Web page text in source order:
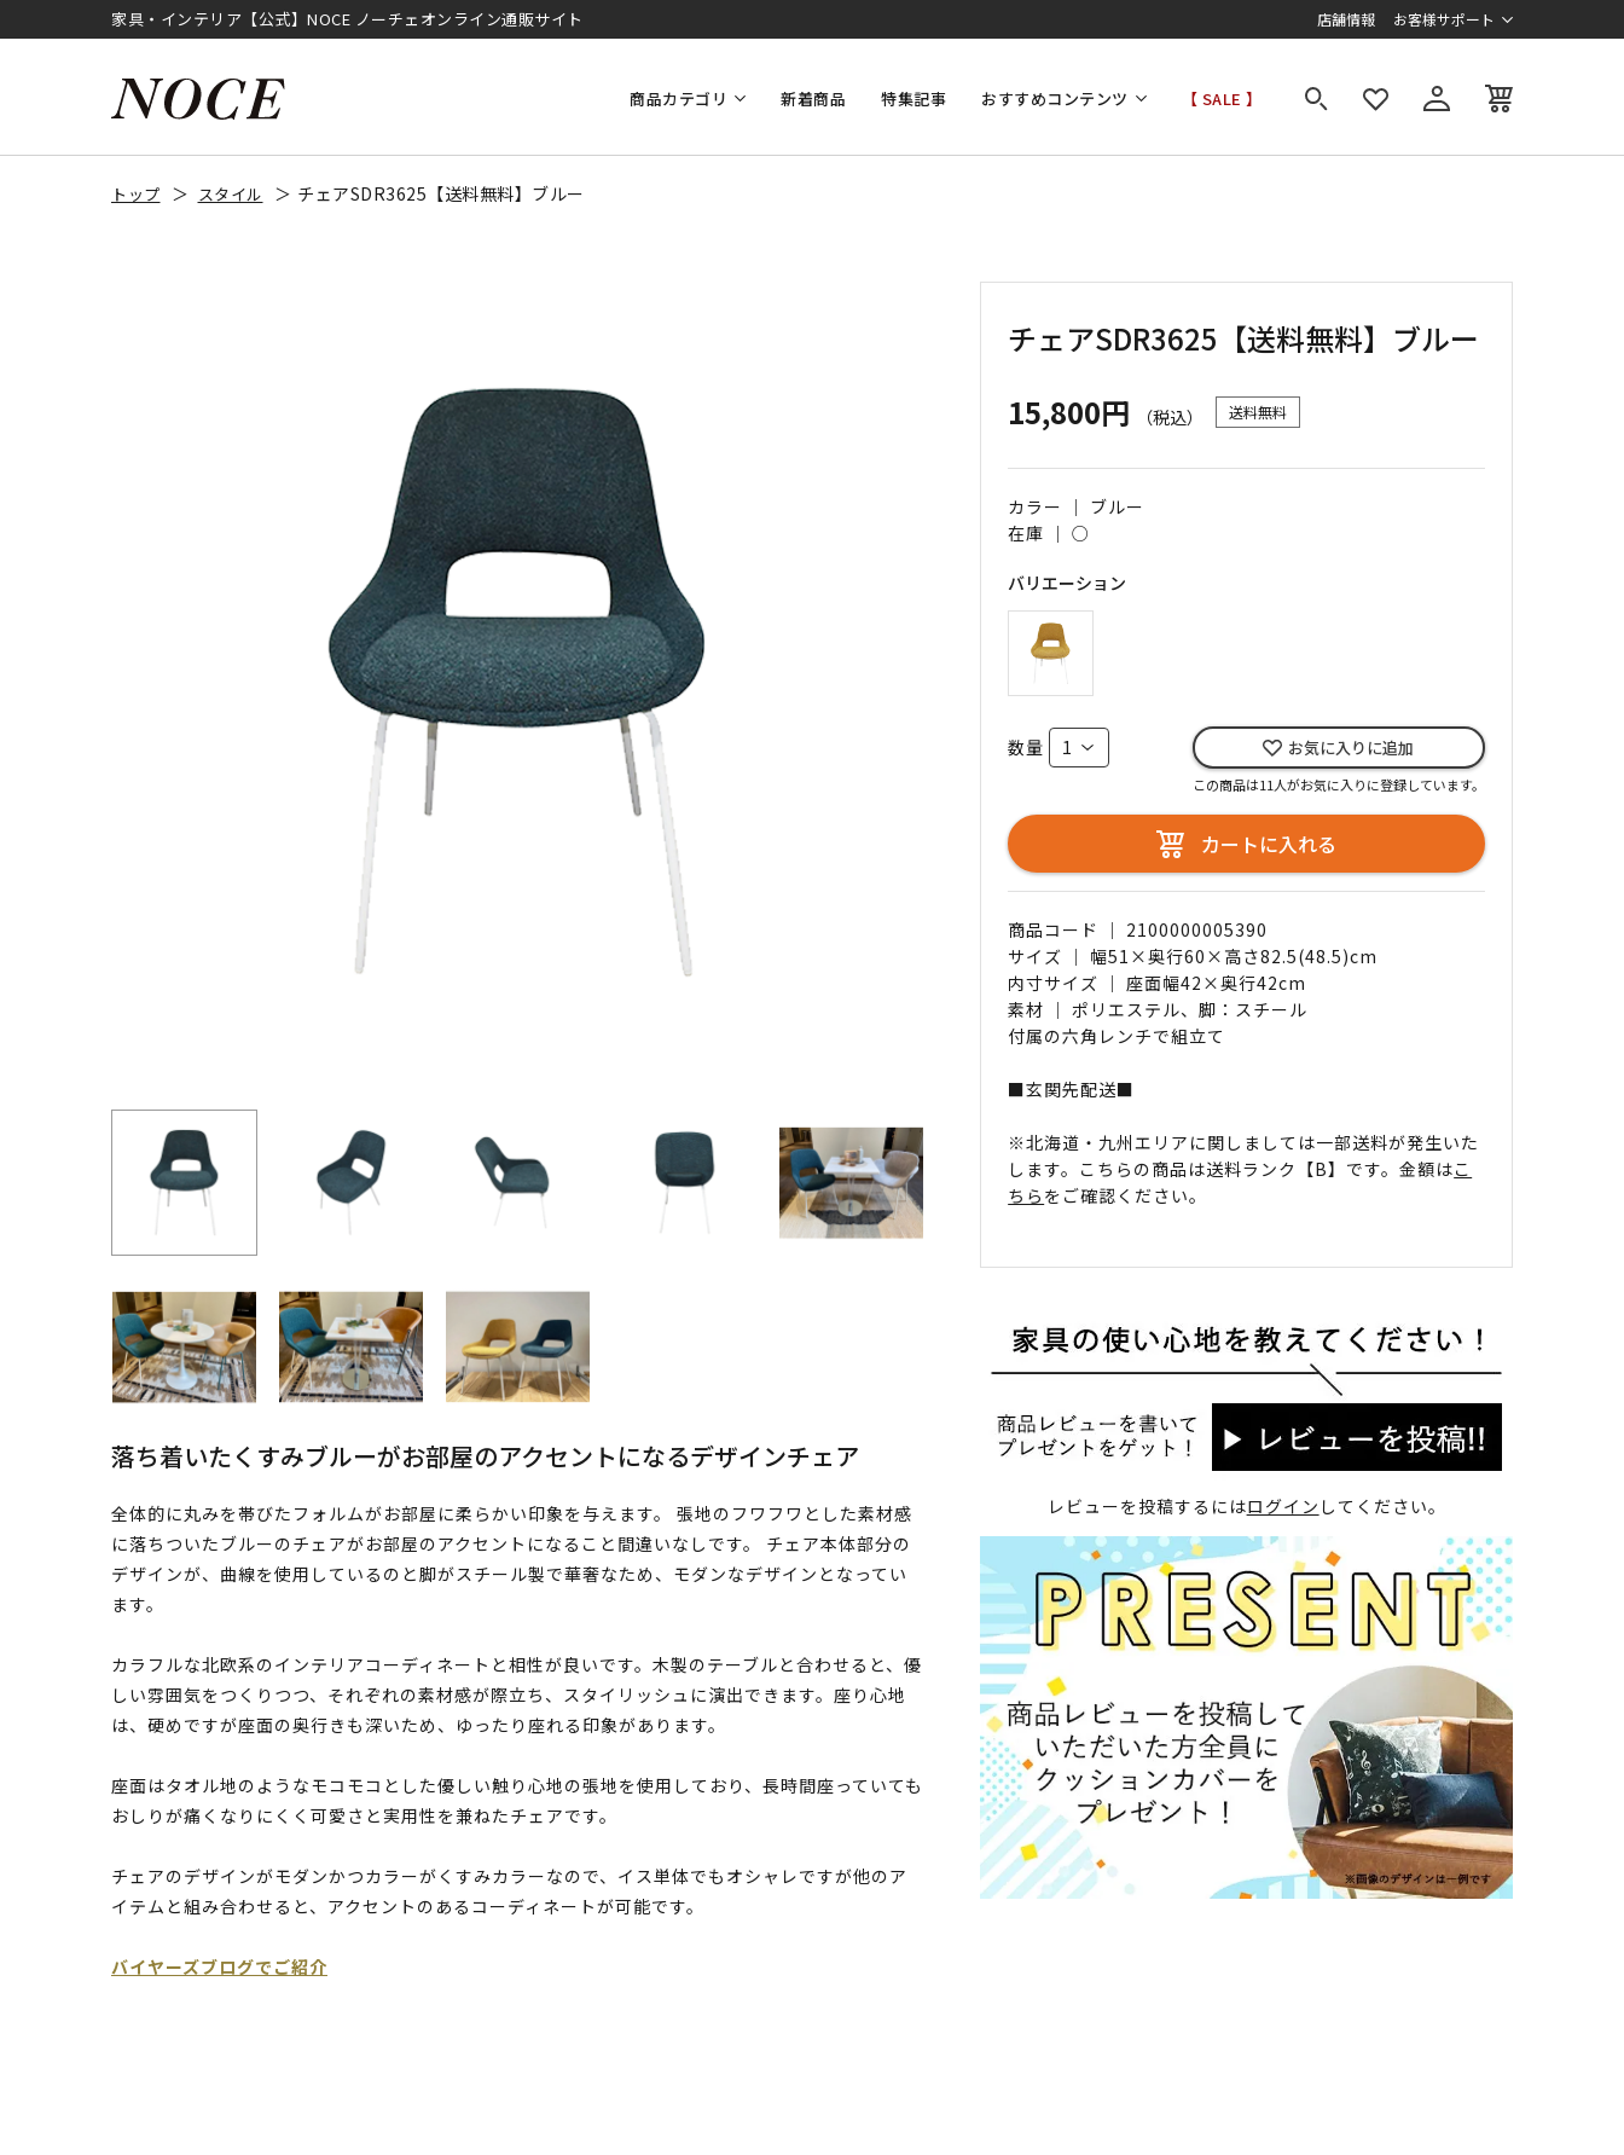
家具・インテリア【公式】NOCE ノーチェオンライン通販サイト 店舗情報 お客様サポート
商品カテゴリ 新着商品 特集記事 おすすめコンテンツ 【 SALE 】
トップ スタイル チェアSDR3625【送料無料】ブルー
落ち着いたくすみブルーがお部屋のアクセントになるデザインチェア
全体的に丸みを帯びたフォルムがお部屋に柔らかい印象を与えます。 張地のフワフワとした素材感
に落ちついたブルーのチェアがお部屋のアクセントになること間違いなしです。 チェア本体部分の
デザインが、曲線を使用しているのと脚がスチール製で華奢なため、モダンなデザインとなってい
ます。
カラフルな北欧系のインテリアコーディネートと相性が良いです。木製のテーブルと合わせると、優
しい雰囲気をつくりつつ、それぞれの素材感が際立ち、スタイリッシュに演出できます。座り心地
は、硬めですが座面の奥行きも深いため、ゆったり座れる印象があります。
座面はタオル地のようなモコモコとした優しい触り心地の張地を使用しており、長時間座っていても
おしりが痛くなりにくく可愛さと実用性を兼ねたチェアです。
チェアのデザインがモダンかつカラーがくすみカラーなので、イス単体でもオシャレですが他のア
イテムと組み合わせると、アクセントのあるコーディネートが可能です。
バイヤーズブログでご紹介
チェアSDR3625【送料無料】ブルー
15,800円
（税込） 送料無料
カラー ｜ ブルー
在庫 ｜○
バリエーション
数量 お気に入りに追加
この商品は11人がお気に入りに登録しています。
カートに入れる
商品コード ｜ 2100000005390
サイズ ｜ 幅51×奥行60×高さ82.5(48.5)cm
内寸サイズ ｜ 座面幅42×奥行42cm
素材 ｜ ポリエステル、脚：スチール
付属の六角レンチで組立て
■玄関先配送■
※北海道・九州エリアに関しましては一部送料が発生いた
します。こちらの商品は送料ランク【B】です。金額はこ
ちら をご確認ください。
レビューを投稿するにはログイン してください。